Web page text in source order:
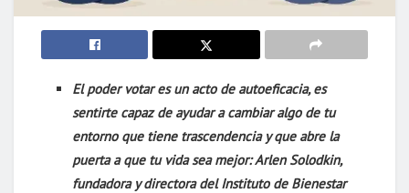
El poder votar es un acto de autoeficacia, es
sentirte capaz de ayudar a cambiar algo de tu
entorno que tiene trascendencia y que abre la
puerta a que tu vida sea mejor: Arlen Solodkin,
fundadora y directora del Instituto de Bienestar